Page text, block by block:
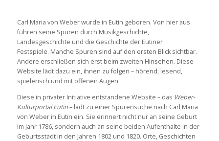
WEBER & VOSS HÖREN
WEBER & TISCHBEIN HÖREN
SPIELPLAN 2026
WEBER-QUIZ, SPIELE & MEHR
Carl Maria von Weber wurde in Eutin geboren. Von hier aus
führen seine Spuren durch Musikgeschichte,
Landesgeschichte und die Geschichte der Eutiner
Festspiele. Manche Spuren sind auf den ersten Blick sichtbar.
Andere erschließen sich erst beim zweiten Hinsehen. Diese
Website lädt dazu ein, ihnen zu folgen – hörend, lesend,
spielerisch und mit offenen Augen.
Diese in privater Initiative entstandene Website – das Weber-
Kulturportal Eutin– lädt zu einer Spurensuche nach Carl Maria
von Weber in Eutin ein. Sie erinnert nicht nur an seine Geburt
im Jahr 1786, sondern auch an seine beiden Aufenthalte in der
Geburtsstadt in den Jahren 1802 und 1820. Orte, Geschichten